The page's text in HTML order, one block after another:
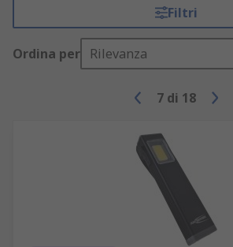
Filtri
Ordina per Rilevanza
7 di 18